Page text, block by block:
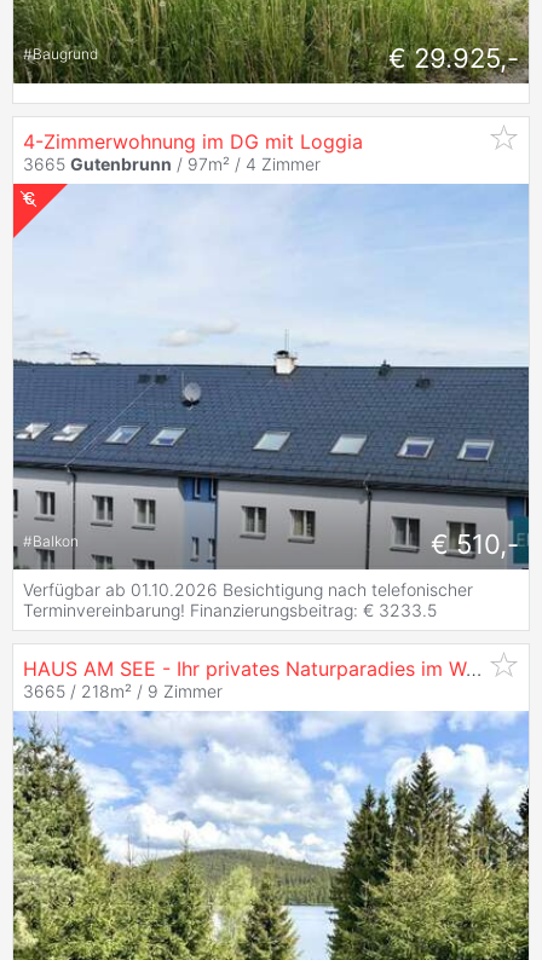
#Baugrund € 29.925,-
4-Zimmerwohnung im DG mit Loggia
3665 Gutenbrunn / 97m² / 4 Zimmer
#Balkon € 510,-
Verfügbar ab 01.10.2026 Besichtigung nach telefonischer
Terminvereinbarung! Finanzierungsbeitrag: € 3233.5
HAUS AM SEE - Ihr privates Naturparadies im Waldviertel
3665 / 218m² / 9 Zimmer